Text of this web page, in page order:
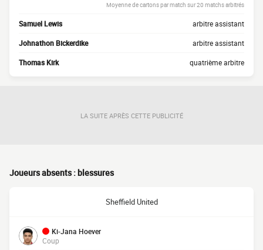
Moyenne de cartons par match sur 20 matchs arbitrés
Samuel Lewis arbitre assistant
Johnathon Bickerdike arbitre assistant
Thomas Kirk quatrième arbitre
LA SUITE APRÈS CETTE PUBLICITÉ
Joueurs absents : blessures
Sheffield United
Ki-Jana Hoever
Coup